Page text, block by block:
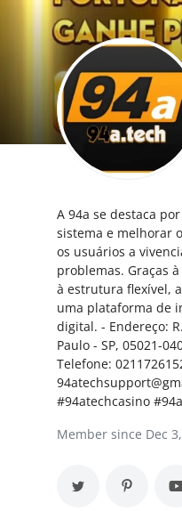
Research
Science Hangouts
My Lab
My Company
School Science
Disease Science
A 94a se destaca
sistema e melhorar
os usuários a
problemas. Graças
à estrutura flexível,
uma plataforma de
digital. - Endereço:
Paulo - SP, 05021-
Telefone:
#94atechcasino
Member since Dec